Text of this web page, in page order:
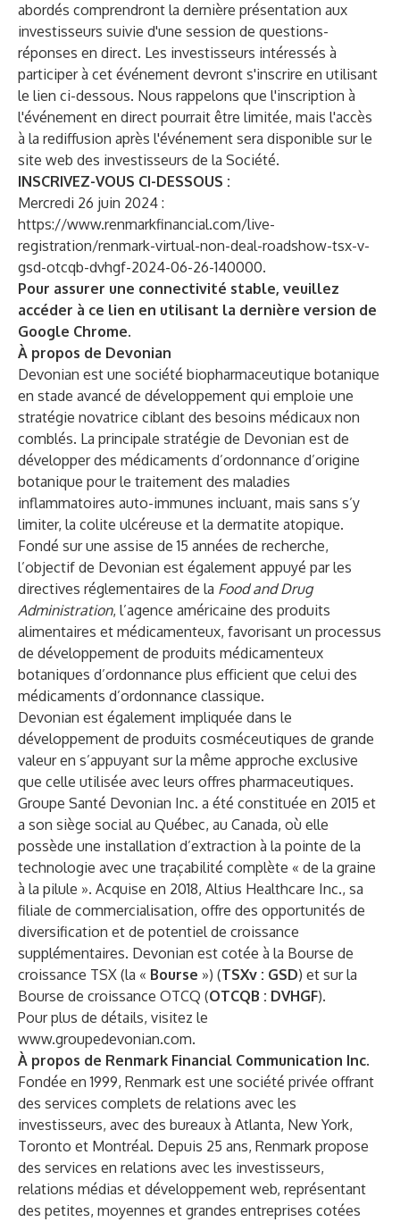
abordés comprendront la dernière présentation aux
investisseurs suivie d'une session de questions-
réponses en direct. Les investisseurs intéressés à
participer à cet événement devront s'inscrire en utilisant
le lien ci-dessous. Nous rappelons que l'inscription à
l'événement en direct pourrait être limitée, mais l'accès
à la rediffusion après l'événement sera disponible sur le
site web des investisseurs de la Société.
INSCRIVEZ-VOUS CI-DESSOUS :
Mercredi 26 juin 2024 :
https://www.renmarkfinancial.com/live-
registration/renmark-virtual-non-deal-roadshow-tsx-v-
gsd-otcqb-dvhgf-2024-06-26-140000.
Pour assurer une connectivité stable, veuillez
accéder à ce lien en utilisant la dernière version de
Google Chrome.
À propos de Devonian
Devonian est une société biopharmaceutique botanique
en stade avancé de développement qui emploie une
stratégie novatrice ciblant des besoins médicaux non
comblés. La principale stratégie de Devonian est de
développer des médicaments d’ordonnance d’origine
botanique pour le traitement des maladies
inflammatoires auto-immunes incluant, mais sans s’y
limiter, la colite ulcéreuse et la dermatite atopique.
Fondé sur une assise de 15 années de recherche,
l’objectif de Devonian est également appuyé par les
directives réglementaires de la Food and Drug
Administration, l’agence américaine des produits
alimentaires et médicamenteux, favorisant un processus
de développement de produits médicamenteux
botaniques d’ordonnance plus efficient que celui des
médicaments d’ordonnance classique.
Devonian est également impliquée dans le
développement de produits cosméceutiques de grande
valeur en s’appuyant sur la même approche exclusive
que celle utilisée avec leurs offres pharmaceutiques.
Groupe Santé Devonian Inc. a été constituée en 2015 et
a son siège social au Québec, au Canada, où elle
possède une installation d’extraction à la pointe de la
technologie avec une traçabilité complète « de la graine
à la pilule ». Acquise en 2018, Altius Healthcare Inc., sa
filiale de commercialisation, offre des opportunités de
diversification et de potentiel de croissance
supplémentaires. Devonian est cotée à la Bourse de
croissance TSX (la « Bourse ») (TSXv : GSD) et sur la
Bourse de croissance OTCQ (OTCQB : DVHGF).
Pour plus de détails, visitez le
www.groupedevonian.com.
À propos de Renmark Financial Communication Inc.
Fondée en 1999, Renmark est une société privée offrant
des services complets de relations avec les
investisseurs, avec des bureaux à Atlanta, New York,
Toronto et Montréal. Depuis 25 ans, Renmark propose
des services en relations avec les investisseurs,
relations médias et développement web, représentant
des petites, moyennes et grandes entreprises cotées